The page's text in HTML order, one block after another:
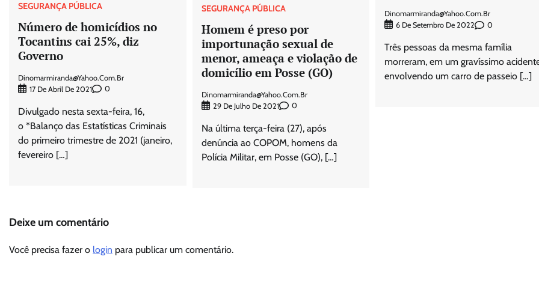
SEGURANÇA PÚBLICA
Número de homicídios no
Tocantins cai 25%, diz
Governo
Dinomarmiranda@yahoo.com.br
17 De Abril De 2021
0
Divulgado nesta sexta-feira, 16,
o *Balanço das Estatísticas Criminais
do primeiro trimestre de 2021 (janeiro,
fevereiro […]
SEGURANÇA PÚBLICA
Homem é preso por
importunação sexual de
menor, ameaça e violação de
domicílio em Posse (GO)
Dinomarmiranda@yahoo.com.br
29 De Julho De 2021
0
Na última terça-feira (27), após
denúncia ao COPOM, homens da
Polícia Militar, em Posse (GO), […]
Dinomarmiranda@yahoo.com.br
6 De Setembro De 2022
0
Três pessoas da mesma família
morreram, em um gravíssimo
envolvendo um carro de passeio […]
Deixe um comentário
Você precisa fazer o login para publicar um comentário.